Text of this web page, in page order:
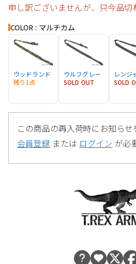
申し訳ございませんが、只今品切
COLOR : マルチカム
ウッドランド
残り1点
ウルフグレー
SOLD OUT
SOLD
この商品の再入荷時にお知ら
会員登録 または ログイン が必